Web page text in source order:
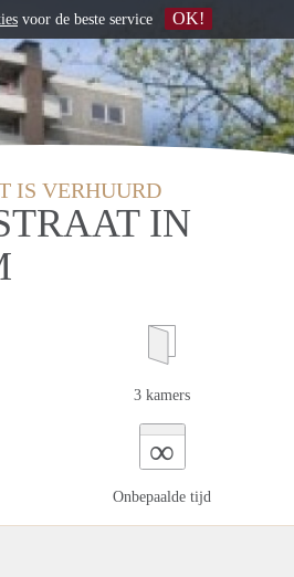
IS VERHUURD
IN
3 kamers
∞
Onbepaalde tijd
voor de beste service OK!